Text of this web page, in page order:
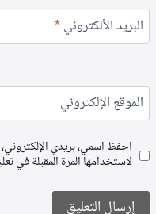
البريد الألكتروني*
الموقع الإلكتروني
احفظ اسمي، بريدي
لاستخدامها المرة المقبلة في